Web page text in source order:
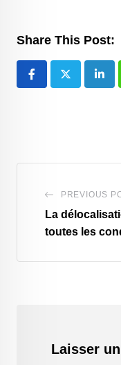
Share This Post:
PREVIOUS
La
toutes les
Laisser